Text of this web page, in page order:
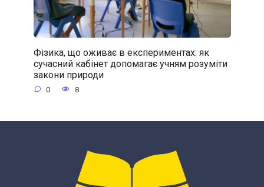
Фізика, що оживає в експериментах: як
сучасний кабінет допомагає учням розуміти
закони природи
0 8